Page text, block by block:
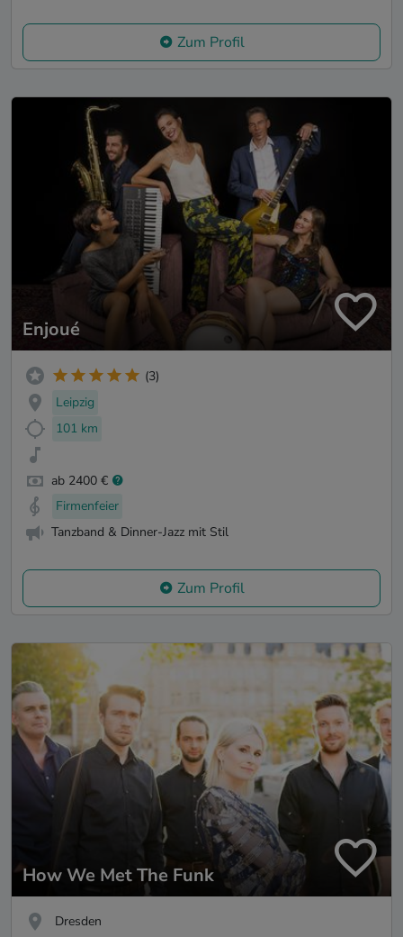
Zum Profil
Enjoué
(3)
Leipzig
101 km
ab 2400 €
Firmenfeier
Tanzband & Dinner-Jazz mit Stil
Zum Profil
How We Met The Funk
Dresden